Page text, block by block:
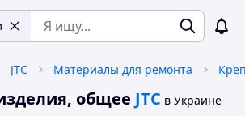
JTC Материалы для ремонта
общее JTC в Украине